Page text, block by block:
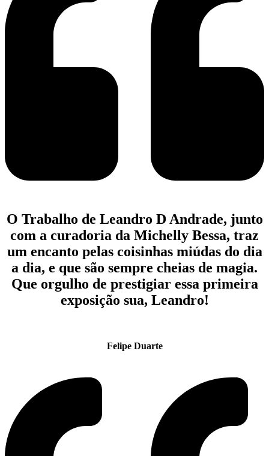
O Trabalho de Leandro D Andrade, junto
com a curadoria da Michelly Bessa, traz
um encanto pelas coisinhas miúdas do dia
a dia, e que são sempre cheias de magia.
Que orgulho de prestigiar essa primeira
exposição sua, Leandro!
Felipe Duarte